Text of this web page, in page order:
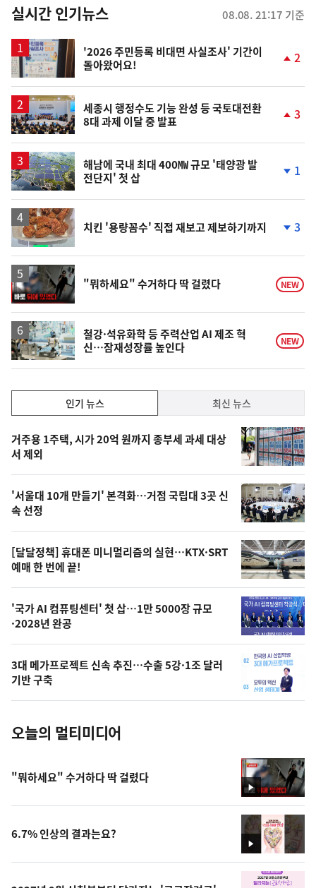
뉴
스
실시간 인기뉴스 08.08. 21:17 기준
'2026 주민등록 비대면 사실조사' 기간이
돌아왔어요!
2
세종시 행정수도 기능 완성 등 국토대전환
8대 과제 이달 중 발표
3
해남에 국내 최대 400㎿ 규모 '태양광 발
전단지' 첫 삽
1
치킨 '용량꼼수' 직접 재보고 제보하기까지
락
3
영
상
"뭐하세요" 수거하다 딱 걸렸다 NEW
철강·석유화학 등 주력산업 AI 제조 혁
신…잠재성장률 높인다
NEW
기,
최
신,
오
늘
의
영
상
오
늘
사
진
인기 뉴스 최신 뉴스
기
뉴
스
거주용 1주택, 시가 20억 원까지 종부세 과세 대상
서 제외
'서울대 10개 만들기' 본격화…거점 국립대 3곳 신
속 선정
[달달정책] 휴대폰 미니멀리즘의 실현…KTX·SRT
예매 한 번에 끝!
'국가 AI 컴퓨팅센터' 첫 삽…1만 5000장 규모
·2028년 완공
3대 메가프로젝트 신속 추진…수출 5강·1조 달러
기반 구축
오늘의 멀티미디어
영
상
"뭐하세요" 수거하다 딱 걸렸다
영
상
6.7% 인상의 결과는요?